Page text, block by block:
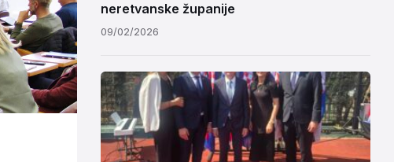
neretvanske županije
09/02/2026